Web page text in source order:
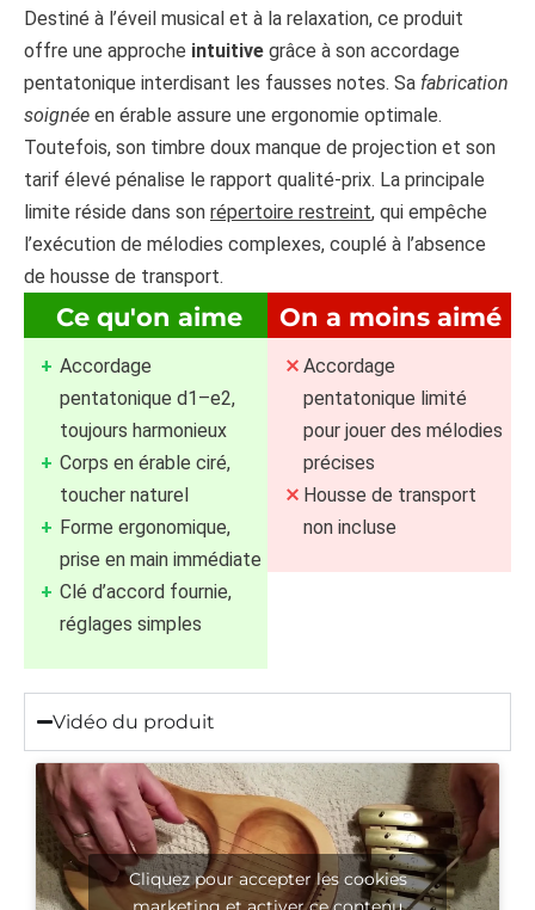
Destiné à l’éveil musical et à la relaxation, ce produit
offre une approche intuitive grâce à son accordage
pentatonique interdisant les fausses notes. Sa fabrication
soignée en érable assure une ergonomie optimale.
Toutefois, son timbre doux manque de projection et son
tarif élevé pénalise le rapport qualité-prix. La principale
limite réside dans son répertoire restreint, qui empêche
l’exécution de mélodies complexes, couplé à l’absence
de housse de transport.
Ce qu'on aime
Accordage
pentatonique d1–e2,
toujours harmonieux
Corps en érable ciré,
toucher naturel
Forme ergonomique,
prise en main immédiate
Clé d’accord fournie,
réglages simples
On a moins aimé
Accordage
pentatonique limité
pour jouer des mélodies
précises
Housse de transport
non incluse
Vidéo du produit
Cliquez pour accepter les cookies